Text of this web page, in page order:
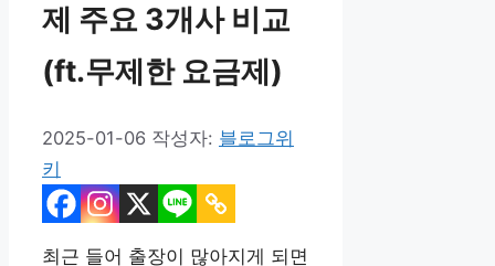
제 주요 3개사 비교
(ft.무제한 요금제)
2025-01-06 작성자: 블로그위
키
최근 들어 출장이 많아지게 되면